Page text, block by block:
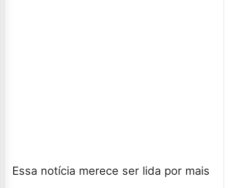
Essa notícia merece ser lida por mais